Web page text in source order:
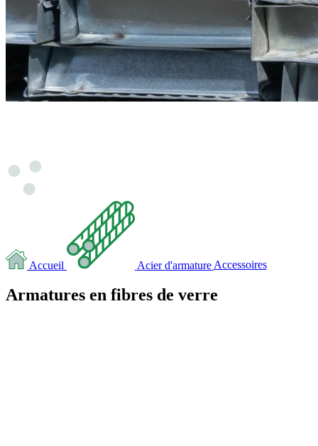
Accueil Acier d'armatureAccessoires
Armatures en fibres de verre